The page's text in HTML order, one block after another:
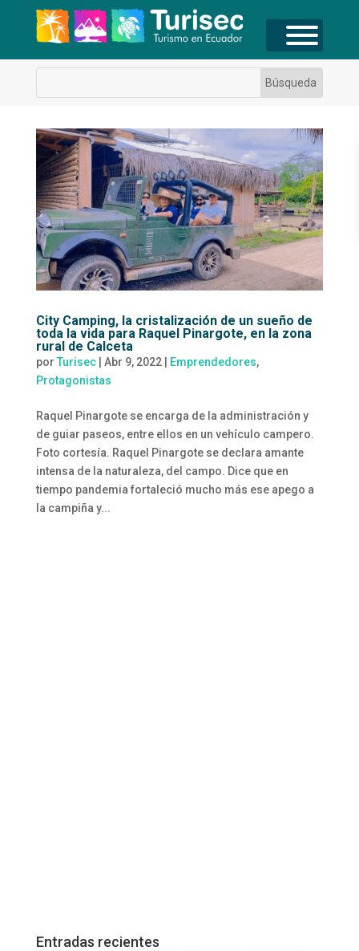
City Camping, la cristalización de un sueño de
toda la vida para Raquel Pinargote, en la zona
rural de Calceta
por Turisec| Abr 9, 2022| Emprendedores,
Protagonistas
Raquel Pinargote se encarga de la administración y
de guiar paseos, entre ellos en un vehículo campero.
Foto cortesía. Raquel Pinargote se declara amante
intensa de la naturaleza, del campo. Dice que en
tiempo pandemia fortaleció mucho más ese apego a
la campiña y...
Entradas recientes